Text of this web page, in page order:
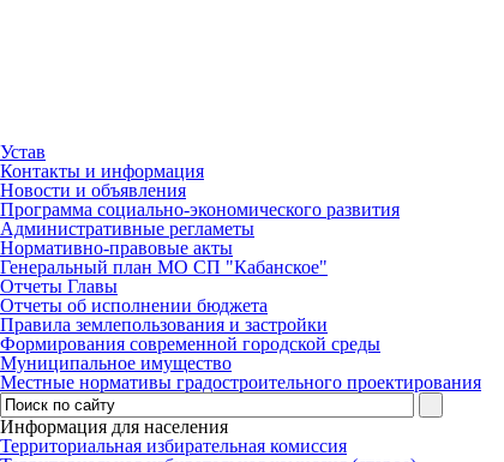
Устав
Контакты и информация
Новости и объявления
Программа социально-экономического развития
Административные регламеты
Нормативно-правовые акты
Генеральный план МО СП "Кабанское"
Отчеты Главы
Отчеты об исполнении бюджета
Правила землепользования и застройки
Формирования современной городской среды
Муниципальное имущество
Местные нормативы градостроительного проектирования
Информация для населения
Территориальная избирательная комиссия